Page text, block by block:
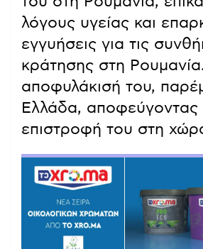
λόγους υγείας και
εγγυήσεις για τις
κράτησης στη
αποφυλάκισή του,
Ελλάδα, αποφεύγοντας
επιστροφή του στη